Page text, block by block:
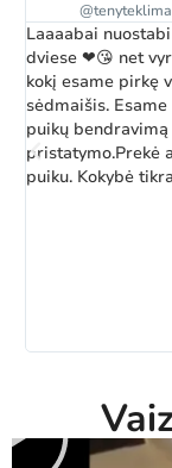
Laaaabai
dviese ❤😘 net
kokį esame pirkę
sėdmaišis.
puikų
pristatymo.Prekė
puiku. Kokybė